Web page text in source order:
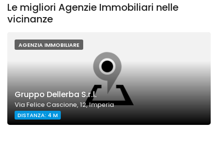
Le migliori Agenzie Immobiliari nelle
vicinanze
AGENZIA IMMOBILIARE
Gruppo Dellerba S.r.l.
Via Felice Cascione, 12, Imperia
DISTANZA: 4 M